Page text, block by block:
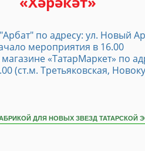
по адресу: ул. Новый
мероприятия в 16.00
«ТатарМаркет» по
(ст.м. Третьяковская,
ДЛЯ НОВЫХ ЗВЕЗД ТАТАРСКОЙ